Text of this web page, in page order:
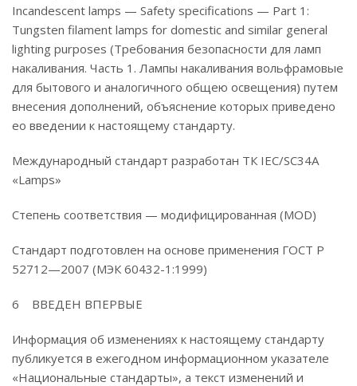
Incandescent lamps — Safety specifications — Part 1:
Tungsten filament lamps for domestic and similar general
lighting purposes (Требования безопасности для ламп
накаливания. Часть 1. Лампы накаливания вольфрамовые
для бытового и аналогичного общею освещения) путем
внесения дополнений, объяснение которых приведено
ео введении к настоящему стандарту.
Международный стандарт разработан ТК IEC/SC34A
«Lamps»
Степень соответствия — модифицированная (MOD)
Стандарт подготовлен на основе применения ГОСТ Р
52712—2007 (МЭК 60432-1:1999)
6 ВВЕДЕН ВПЕРВЫЕ
Информация об изменениях к настоящему стандарту
публикуется в ежегодном информационном указателе
«Национальные стандарты», а текст изменений и